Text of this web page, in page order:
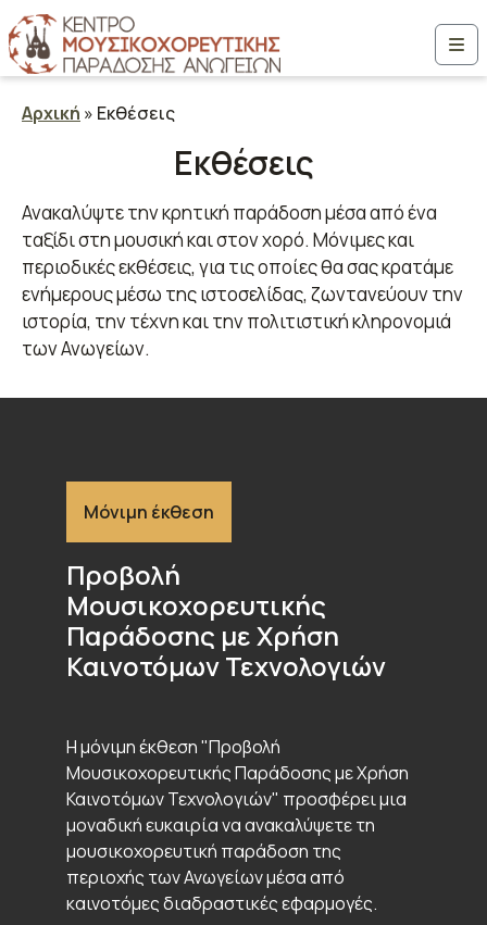
Μετάβαση στο περιεχόμενο
Αρχική » Εκθέσεις
Εκθέσεις
Ανακαλύψτε την κρητική παράδοση μέσα από ένα
ταξίδι στη μουσική και στον χορό. Μόνιμες και
περιοδικές εκθέσεις, για τις οποίες θα σας κρατάμε
ενήμερους μέσω της ιστοσελίδας, ζωντανεύουν την
ιστορία, την τέχνη και την πολιτιστική κληρονομιά
των Ανωγείων.
Μόνιμη έκθεση
Προβολή
Μουσικοχορευτικής
Παράδοσης με Χρήση
Καινοτόμων Τεχνολογιών
Η μόνιμη έκθεση "Προβολή
Μουσικοχορευτικής Παράδοσης με Χρήση
Καινοτόμων Τεχνολογιών" προσφέρει μια
μοναδική ευκαιρία να ανακαλύψετε τη
μουσικοχορευτική παράδοση της
περιοχής των Ανωγείων μέσα από
καινοτόμες διαδραστικές εφαρμογές.